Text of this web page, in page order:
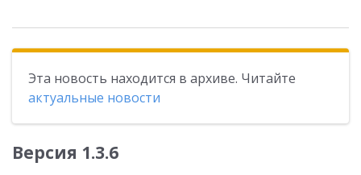
Эта новость находится в архиве. Читайте
актуальные новости
Версия 1.3.6